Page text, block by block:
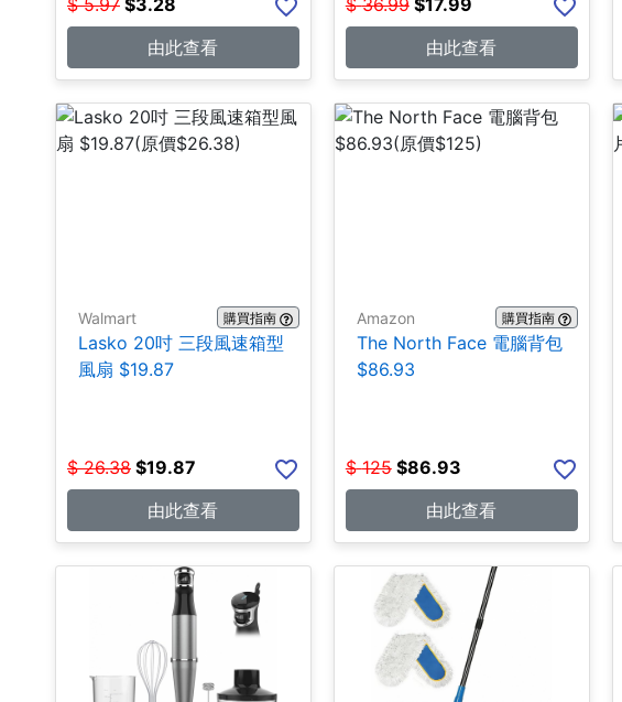
$ 5.97 $3.28
由此查看
$ 36.99 $17.99
由此查看
Walmart 購買指南
Lasko 20吋 三段風速箱型
風扇 $19.87
$ 26.38 $19.87
由此查看
Amazon 購買指南
The North Face 電腦背包
$86.93
$ 125 $86.93
由此查看